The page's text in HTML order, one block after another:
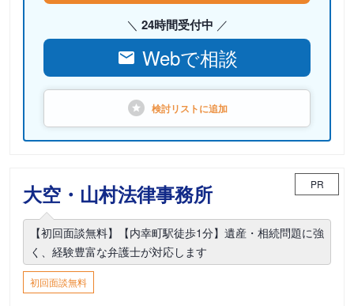
24時間受付中
Webで相談
検討リストに追加
大空・山村法律事務所 PR
【初回面談無料】【内幸町駅徒歩1分】遺産・相続問題に強
く、経験豊富な弁護士が対応します
初回面談無料